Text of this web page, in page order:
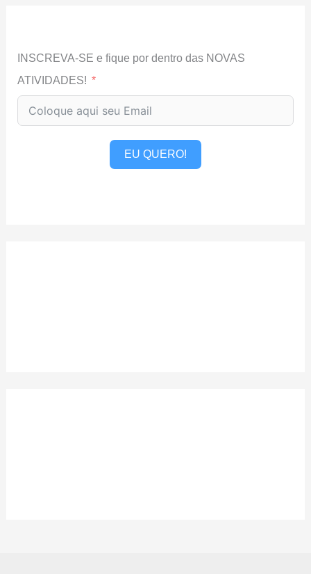
INSCREVA-SE e fique por dentro das NOVAS
ATIVIDADES!
EU QUERO!